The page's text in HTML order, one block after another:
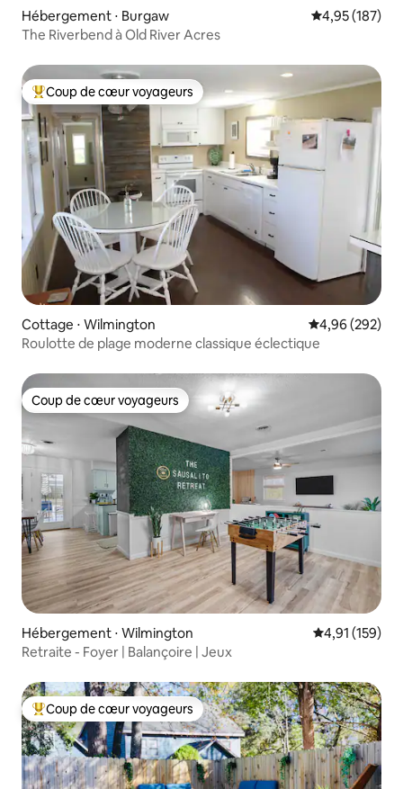
Hébergement ⋅ Burgaw Évaluation
4,95 (187)
The Riverbend à Old River Acres
Coups de cœur voyageurs les plus appréciés
Coup de cœur voyageurs
Cottage ⋅ Wilmington Évaluation
4,96 (292)
Roulotte de plage moderne classique éclectique
Coup de cœur voyageurs
Coup de cœur voyageurs
Hébergement ⋅ Wilmington Évaluation
4,91 (159)
Retraite - Foyer | Balançoire | Jeux
Coups de cœur voyageurs les plus appréciés
Coup de cœur voyageurs